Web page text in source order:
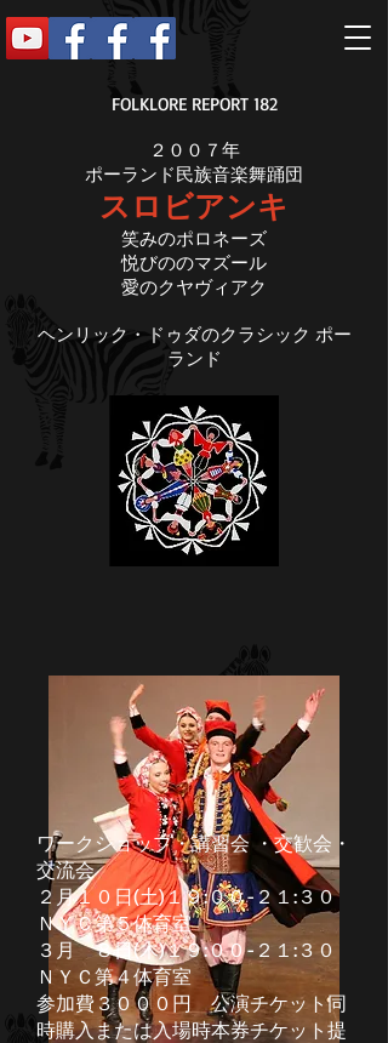
FOLKLORE REPORT 182
２００７年
ポーランド民族音楽舞踊団
スロビアンキ
笑みのポロネーズ
悦びののマズール
愛のクヤヴィアク
ヘンリック・ドゥダのクラシック ポー
ランド
ワークショップ・講習会 ・交歓会・
交流会
２月１０日(土)１９:００-２１:３０
ＮＹＣ第５体育室
３月 ８日(木)１９:００-２１:３０
ＮＹＣ第４体育室
参加費３０００円 公演チケット同
時購入または入場時本券チケット提